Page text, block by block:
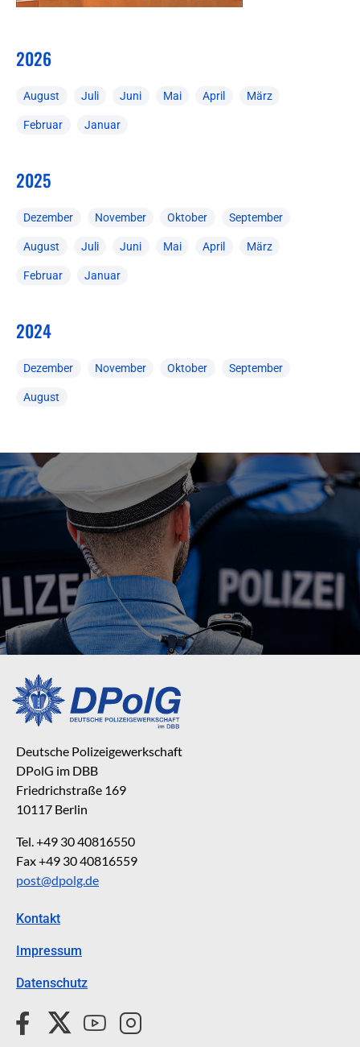
2026
August Juli Juni Mai April März
Februar Januar
2025
Dezember November Oktober September
August Juli Juni Mai April März
Februar Januar
2024
Dezember November Oktober September
August
Deutsche Polizeigewerkschaft
DPolG im DBB
Friedrichstraße 169
10117 Berlin
Tel. +49 30 40816550
Fax +49 30 40816559
post@dpolg.de
Kontakt
Impressum
Datenschutz